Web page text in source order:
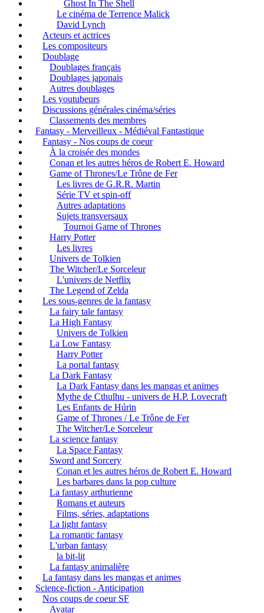
Ghost In The Shell
Le cinéma de Terrence Malick
David Lynch
Acteurs et actrices
Les compositeurs
Doublage
Doublages français
Doublages japonais
Autres doublages
Les youtubeurs
Discussions générales cinéma/séries
Classements des membres
Fantasy - Merveilleux - Médiéval Fantastique
Fantasy - Nos coups de coeur
À la croisée des mondes
Conan et les autres héros de Robert E. Howard
Game of Thrones/Le Trône de Fer
Les livres de G.R.R. Martin
Série TV et spin-off
Autres adaptations
Sujets transversaux
Tournoi Game of Thrones
Harry Potter
Les livres
Univers de Tolkien
The Witcher/Le Sorceleur
L'univers de Netflix
The Legend of Zelda
Les sous-genres de la fantasy
La fairy tale fantasy
La High Fantasy
Univers de Tolkien
La Low Fantasy
Harry Potter
La portal fantasy
La Dark Fantasy
La Dark Fantasy dans les mangas et animes
Mythe de Cthulhu - univers de H.P. Lovecraft
Les Enfants de Húrin
Game of Thrones / Le Trône de Fer
The Witcher/Le Sorceleur
La science fantasy
La Space Fantasy
Sword and Sorcery
Conan et les autres héros de Robert E. Howard
Les barbares dans la pop culture
La fantasy arthurienne
Romans et auteurs
Films, séries, adaptations
La light fantasy
La romantic fantasy
L'urban fantasy
la bit-lit
La fantasy animalière
La fantasy dans les mangas et animes
Science-fiction - Anticipation
Nos coups de coeur SF
Avatar